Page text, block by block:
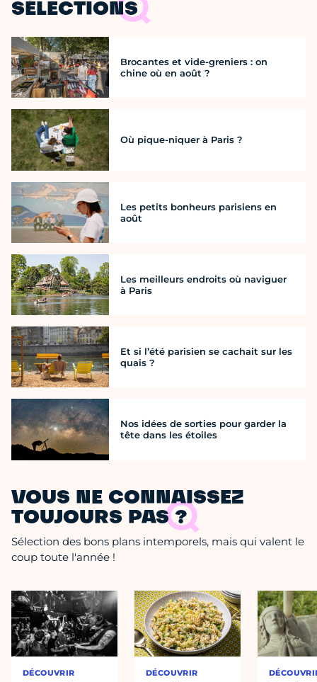
SÉLECTIONS
Brocantes et vide-greniers : on
chine où en août ?
Où pique-niquer à Paris ?
Les petits bonheurs parisiens en
août
Les meilleurs endroits où naviguer
à Paris
Et si l’été parisien se cachait sur les
quais ?
Nos idées de sorties pour garder la
tête dans les étoiles
VOUS NE CONNAISSEZ
TOUJOURS PAS ?
Sélection des bons plans intemporels, mais qui valent le
coup toute l'année !
DÉCOUVRIR DÉCOUVRIR